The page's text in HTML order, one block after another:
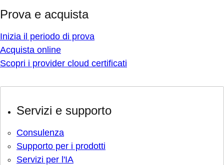
Prova e acquista
Inizia il periodo di prova
Acquista online
Scopri i provider cloud certificati
Servizi e supporto
Consulenza
Supporto per i prodotti
Servizi per l'IA